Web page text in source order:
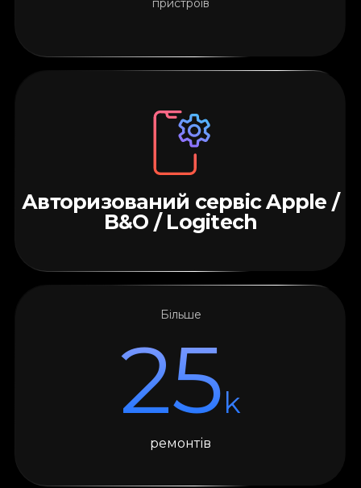
Авторизований сервіс Apple /
B&O / Logitech
Більше
25k
ремонтів